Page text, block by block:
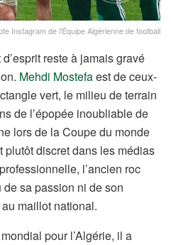
Instagram de l'Équipe Algérienne de football
reste à jamais gravé
Mehdi Mostefaest de ceux-
vert, le milieu de terrain
de l’épopée inoubliable de
lors de la Coupe du monde
plutôt discret dans les médias
l’ancien roc
de sa passion ni de son
maillot national.
pour l’Algérie, il a